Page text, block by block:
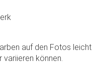
auf den Fotos
können.